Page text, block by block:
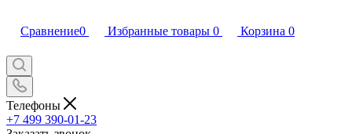
Сравнение0 Избранные товары 0 Корзина 0
Телефоны
+7 499 390-01-23